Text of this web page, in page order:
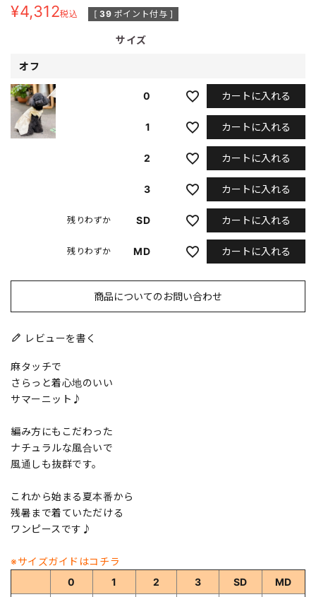
¥4,312税込 [ 39 ポイント付与 ]
サイズ
オフ
0 カートに入れる
1 カートに入れる
2 カートに入れる
3 カートに入れる
SD
残りわずか カートに入れる
MD
残りわずか カートに入れる
商品についてのお問い合わせ
レビューを書く
麻タッチで
さらっと着心地のいい
サマーニット♪
編み方にもこだわった
ナチュラルな風合いで
風通しも抜群です。
これから始まる夏本番から
残暑まで着ていただける
ワンピースです♪
※サイズガイドはコチラ
0
1 2 3 SD
MD